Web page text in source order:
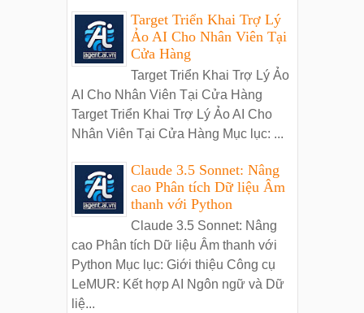
Target Triển Khai Trợ Lý
Ảo AI Cho Nhân Viên Tại
Cửa Hàng
Target Triển Khai Trợ Lý Ảo
AI Cho Nhân Viên Tại Cửa Hàng
Target Triển Khai Trợ Lý Ảo AI Cho
Nhân Viên Tại Cửa Hàng Mục lục: ...
Claude 3.5 Sonnet: Nâng
cao Phân tích Dữ liệu Âm
thanh với Python
Claude 3.5 Sonnet: Nâng
cao Phân tích Dữ liệu Âm thanh với
Python Mục lục: Giới thiệu Công cụ
LeMUR: Kết hợp AI Ngôn ngữ và Dữ
liệ...